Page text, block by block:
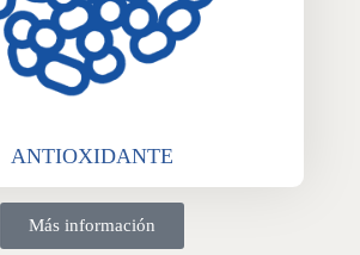
ANTIOXIDANTE
Más información